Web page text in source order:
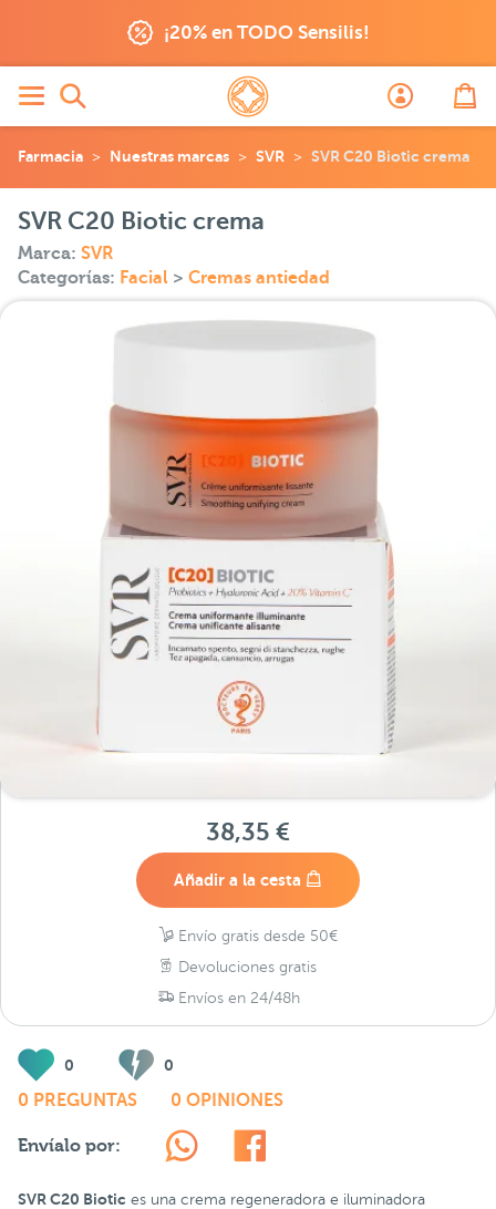
¡20% en TODO Sensilis!
Farmacia Nuestras marcas SVR SVR C20 Biotic crema
SVR C20 Biotic crema
Marca: SVR
Categorías: Facial > Cremas antiedad
38,35 €
Añadir a la cesta
Envío gratis desde 50€
Devoluciones gratis
Envíos en 24/48h
0 0
0 PREGUNTAS 0 OPINIONES
Envíalo por:
SVR C20 Biotic es una crema regeneradora e iluminadora